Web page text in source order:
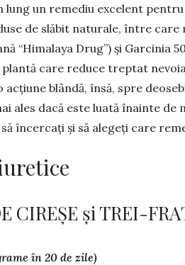
lung un remediu excelent
de slă­bit naturale, între care
“Himalaya Drug”) și Garcinia
care reduce treptat
acțiune blândă, însă, spre
ales dacă este luată înainte de
să încercați și să alegeți care
CIREȘE și TREI-
în 20 de zile)